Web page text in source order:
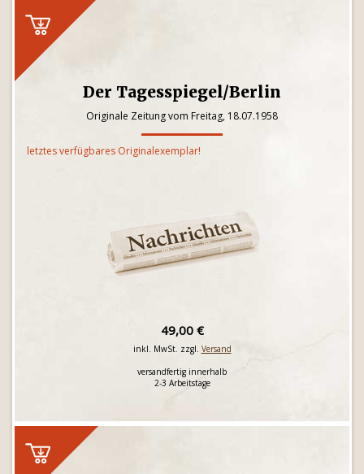
Der Tagesspiegel/Berlin
Originale Zeitung vom Freitag, 18.07.1958
letztes verfügbares Originalexemplar!
49,00 €
inkl. MwSt. zzgl. Versand
versandfertig innerhalb
2-3 Arbeitstage